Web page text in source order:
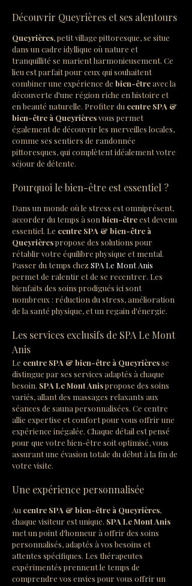
Découvrir Queyrières et ses alentours
Queyrières, petit village pittoresque, se situe
dans un cadre idyllique où nature et
tranquillité se marient harmonieusement. Ce
lieu est parfait pour ceux qui souhaitent
combiner une expérience de bien-être avec la
découverte d'une région riche en histoire et
en beauté naturelle. Profiter du centre SPA &
bien-être à Queyrières vous permet
également de découvrir les merveilles locales,
comme ses sentiers de randonnée
pittoresques, qui complètent idéalement votre
séjour de détente.
Pourquoi le bien-être est essentiel ?
Dans un monde où le stress est omniprésent,
accorder du temps à son bien-être est devenu
essentiel. Le centre SPA & bien-être à
Queyrières propose des solutions pour
rétablir votre équilibre physique et mental.
Passer du temps chez SPA Le Mont Anis
permet de ralentir et de se recentrer. Les
bienfaits des soins prodigués ici sont
nombreux : réduction du stress, amélioration
de la santé physique, et un regain d'énergie.
Les services exclusifs de SPA Le Mont
Anis
Le centre SPA & bien-être à Queyrières se
distingue par ses services adaptés à chaque
besoin. SPA Le Mont Anis propose des soins
variés, allant des massages relaxants aux
séances de sauna personnalisées. Ce centre
allie expertise et confort pour vous offrir une
expérience inégalée. Chaque détail est pensé
pour que votre bien-être soit optimisé, vous
assurant une évasion totale du début à la fin de
votre visite.
Une expérience personnalisée
Au centre SPA & bien-être à Queyrières,
chaque visiteur est unique. SPA Le Mont Anis
met un point d'honneur à offrir des soins
personnalisés, adaptés à vos besoins et
attentes spécifiques. Les thérapeutes
expérimentés prennent le temps de
comprendre vos envies pour vous offrir un